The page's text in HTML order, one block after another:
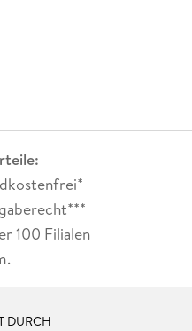
100 Filialen
DURCH